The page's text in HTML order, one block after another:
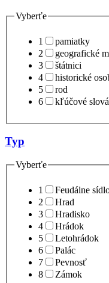
Vyberťe
1
pamiatky
2
geografické
3
štátnici
4
historické
5
rod
6
kľúčové slová
Typ
Vyberťe
1
Feudálne
2
Hrad
3
Hradisko
4
Hrádok
5
Letohrádok
6
Palác
7
Pevnosť
8
Zámok